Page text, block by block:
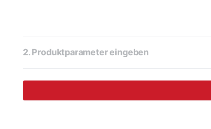
2. Produktparameter eingeben